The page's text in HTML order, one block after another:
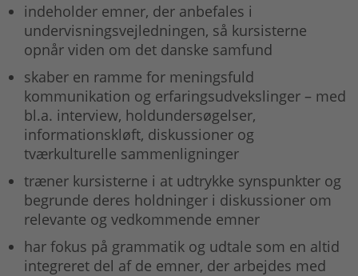
indeholder emner, der anbefales i
undervisningsvejledningen, så kursisterne
opnår viden om det danske samfund
skaber en ramme for meningsfuld
kommunikation og erfaringsudvekslinger – med
bl.a. interview, holdundersøgelser,
informationskløft, diskussioner og
tværkulturelle sammenligninger
træner kursisterne i at udtrykke synspunkter og
begrunde deres holdninger i diskussioner om
relevante og vedkommende emner
har fokus på grammatik og udtale som en altid
integreret del af de emner, der arbejdes med